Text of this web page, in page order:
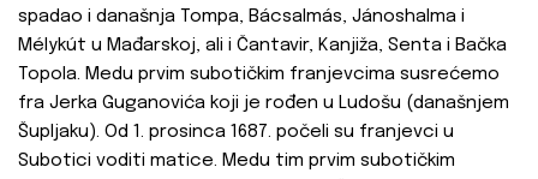
spadao i današnja Tompa, Bácsalmás, Jánoshalma i
Mélykút u Mađarskoj, ali i Čantavir, Kanjiža, Senta i Bačka
Topola. Medu prvim subotičkim franjevcima susrećemo
fra Jerka Guganovića koji je rođen u Ludošu (današnjem
Šupljaku). Od 1. prosinca 1687. počeli su franjevci u
Subotici voditi matice. Medu tim prvim subotičkim